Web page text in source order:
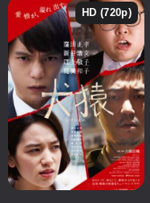
HD (720p)